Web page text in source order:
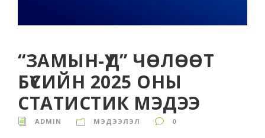
“ЗАМЫН-ҮҮД” ЧӨЛӨӨТ
БҮСИЙН 2025 ОНЫ
СТАТИСТИК МЭДЭЭ
ADMIN МЭДЭЭЛЭЛ 0